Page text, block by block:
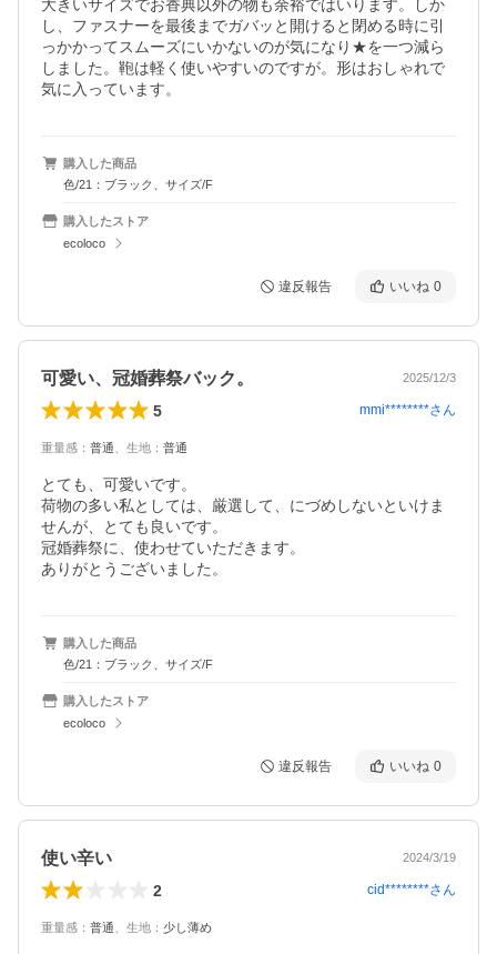
大きいサイズでお香典以外の物も余裕ではいります。しか
し、ファスナーを最後までガバッと開けると閉める時に引
っかかってスムーズにいかないのが気になり★を一つ減ら
しました。鞄は軽く使いやすいのですが。形はおしゃれで
気に入っています。
購入した商品
色/21：ブラック、サイズ/F
購入したストア
ecoloco
違反報告 いいね 0
可愛い、冠婚葬祭バック。 2025/12/3
5 mmi********さん
重量感 ： 普通 生地 ： 普通
とても、可愛いです。
荷物の多い私としては、厳選して、にづめしないといけま
せんが、とても良いです。
冠婚葬祭に、使わせていただきます。
ありがとうございました。
購入した商品
色/21：ブラック、サイズ/F
購入したストア
ecoloco
違反報告 いいね 0
使い辛い 2024/3/19
2 cid********さん
重量感 ： 普通 生地 ： 少し薄め